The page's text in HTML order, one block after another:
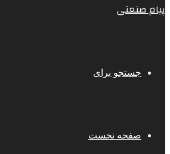
پیام صنعتی
جستجو برای
صفحه نخست